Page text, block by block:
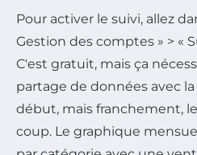
Pour activer le suivi, allez
Gestion des comptes » > «
C'est gratuit, mais ça
partage de données avec
début, mais franchement,
coup. Le graphique